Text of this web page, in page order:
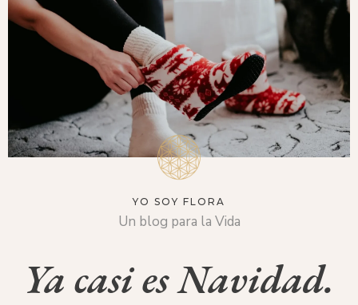
YO SOY FLORA
Un blog para la Vida
Ya casi es Navidad.